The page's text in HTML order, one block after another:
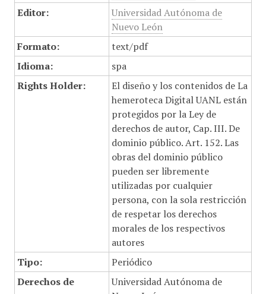
Editor:
Universidad Autónoma de
Nuevo León
Formato:
text/pdf
Idioma:
spa
Rights Holder:
El diseño y los contenidos de La
hemeroteca Digital UANL están
protegidos por la Ley de
derechos de autor, Cap. III. De
dominio público. Art. 152. Las
obras del dominio público
pueden ser libremente
utilizadas por cualquier
persona, con la sola restricción
de respetar los derechos
morales de los respectivos
autores
Tipo:
Periódico
Derechos de
Universidad Autónoma de